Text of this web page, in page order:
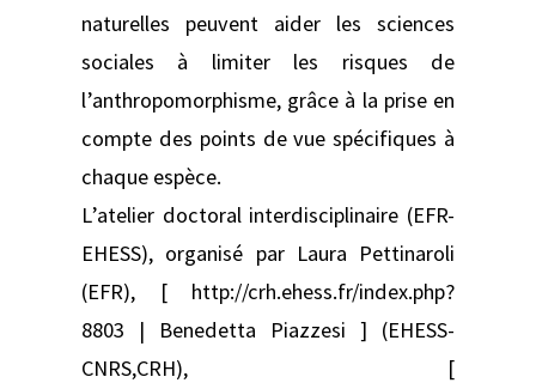
naturelles peuvent aider les sciences
sociales à limiter les risques de
l’anthropomorphisme, grâce à la prise en
compte des points de vue spécifiques à
chaque espèce.
L’atelier doctoral interdisciplinaire (EFR-
EHESS), organisé par Laura Pettinaroli
(EFR), [ http://crh.ehess.fr/index.php?
8803 | Benedetta Piazzesi ] (EHESS-
CNRS,CRH), [